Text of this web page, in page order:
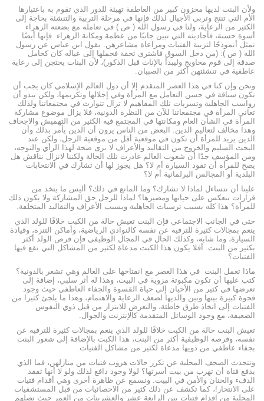
ولأن البنت لديها مخزون كبير من العاطفة تهيئة للدور الذي تقوم به باعتبارها
الأم التي تنتج وتربي الأجيال لذلك فإنها في مرحلة التربية والتنشئة بحاجة إلى
الكثير من الرعاية، ولنا في رسول الله ( ص ) في تعامله مع بضعته الزهراء
أسوة حسنة، فأحاديثه التي تبين جانبًا من عظمة ومكانة الزهراء فإنها أيضًا
تمثل أنموذجًا لتربية الفتيات ومراعاة مشاعرهن. يقول ابن عباس عن رسول
الله ( ص ): (من دخل السوق فاشترى تحفة فحملها إلى عياله كان كحامل
صدقة إلى قوم محاويج وليبدأ بالإناث قبل الذكور)، لأن البنات يحتجن إلى رعاية
عاطفية في تنشئتهن أكثر من الصبيان.
ونحن وإن كنا في هذا العصر المتقدم إلا أن دول العالم الإسلامي كان يجب أن
تكون سباقة في حسن التعامل مع المرأة وفي إجلالها وتكريمها، ولكن يبدو أن
رواسب الجاهلية وتسربات تلك المفاهيم لا تزال تتوارث في مجتمعاتنا ولذلك
تعاني المرأة في مجتمعاتنا للآن من النظرة الدونية، فلا يزال موضوع مشاركة
المرأة في الشأن العام ومكانتها في المجتمع فيه الكثير من التهميش والاجحاف
وهذا مخالف لتعاليم الدين. البعض من الناس يرون أن الدين يأمر بذلك وأن
الدين يريد للمرأة أن تكون في موقعية أقل من موقعية الرجل، ولكن عند
البحث السليم والخروج من التقاليد والأعراف لا نرى صحة لهذا الرأي والتوجه،
ومن المؤسف جدًا أن شعوب العالم غادرت تلك الحالة ولكننا لانزال نناقش هل
يصح للمرأة أن تقود السيارة أم لا؟ هل يجوز لها أن تشارك في الانتخابات
البلدية أو المجالس البرلمانية أم لا؟
علينا أن نتساءل لماذا لا تشارك؟ وما المانع في ذلك؟ أليس ما يتخذ من
قرارات تنعكس على حياتها ومصيرها؟ لماذا للرجل حق المشاركة ولا يكون ذلك
للمرأة؟ هذا كله بسبب ترسبات الجاهلية وبسبب الأعراف والتقاليد المتخلفة.
حتى في الجانب الاجتماعي فإن البنت تعيش حالة من الكبت خلافًا للولد الذي
ينعم بمجالات كثيرة للترفيه عن نفسه كالنوادي الرياضية، وأماكن التنزه، وقيادة
السيارة، وما شابه، وكذلك الحال في المجال الوظيفي فإن فرص الولد أكثر
بكثير من البنت. أفلا يكون هذا الكبت مدعاة لكثير من المشاكل التي تقع فيها
الفتيات؟
ماذا تعمل البنت في هذا العصر مع انفتاحها على العالم وهي تشعر بالدونية؟
كتب عليها أن تكون مكبوتة مزوية في البيت، وهذا له أثر سلبي، إضافة إلى
تعرضها في كثير من الأحيان إلى حياة القسوة والجفاء العاطفي حيث وجود
فجوة كبيرة بينها وبين والديها لضعف الرعاية والاهتمام، وهذا ما يلجئ كثيرا من
الفتيات إلى اتخاذ طرق خاطئة، والتعرض للابتزاز من قبل ذوي النفوس
الضعيفة، مع وجود الوسائل المتقدمة كالإنترنت والجوال.
تعيش البنت حالة من الكبت خلافًا للولد الذي ينعم بمجالات كثيرة للترفيه عن
نفسه، وفرصه الوظيفية أكثر من البنت، هذا الكبت بالإضافة إلى شعور البنت
بجفاء عاطفي من ذويها مدعاة لكثير من مشاكل الفتيات.
وتتحدث الصحف المحلية عن تكرر حالات هروب فتيات من منازلهن، فما الذي
يدفع فتاة أن تهرب من بيت أسرتها؟ لولا وجود دافع لذلك ولو لا أنها تفقد
الدفء والحنان والأمن في البيت. ونسمع عن ظاهرة أخرى وهي أقدام فتيات
على الانتحار!، كما تكشف عن ذلك كثير من الاحصائيات من قبل المستشفيات
المحلية من إقدام فتيات بين الرابعة عشر والعشرينات من العمر حيث تصلهم